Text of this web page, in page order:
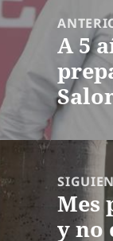
de
entradasA 5
Mes
y no